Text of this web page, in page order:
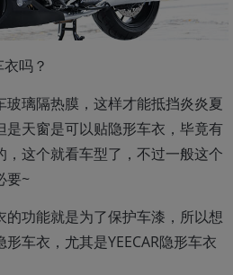
吗？
玻璃隔热膜，这样才能抵挡炎炎夏
是天窗是可以贴隐形车衣，毕竟有
这个就看车型了，不过一般这个
要~
的功能就是为了保护车漆，所以想
车衣，尤其是YEECAR隐形车衣